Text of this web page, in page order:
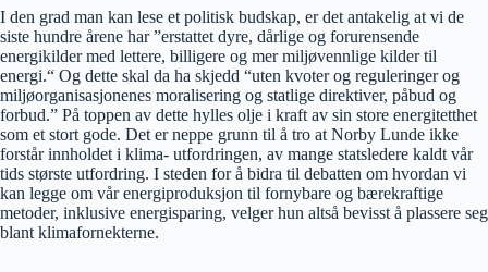
I den grad man kan lese et politisk budskap, er det antakelig at vi de
siste hundre årene har ”erstattet dyre, dårlige og forurensende
energikilder med lettere, billigere og mer miljøvennlige kilder til
energi.“ Og dette skal da ha skjedd “uten kvoter og reguleringer og
miljøorganisasjonenes moralisering og statlige direktiver, påbud og
forbud.” På toppen av dette hylles olje i kraft av sin store energitetthet
som et stort gode. Det er neppe grunn til å tro at Norby Lunde ikke
forstår innholdet i klima- utfordringen, av mange statsledere kaldt vår
tids største utfordring. I steden for å bidra til debatten om hvordan vi
kan legge om vår energiproduksjon til fornybare og bærekraftige
metoder, inklusive energisparing, velger hun altså bevisst å plassere seg
blant klimafornekterne.